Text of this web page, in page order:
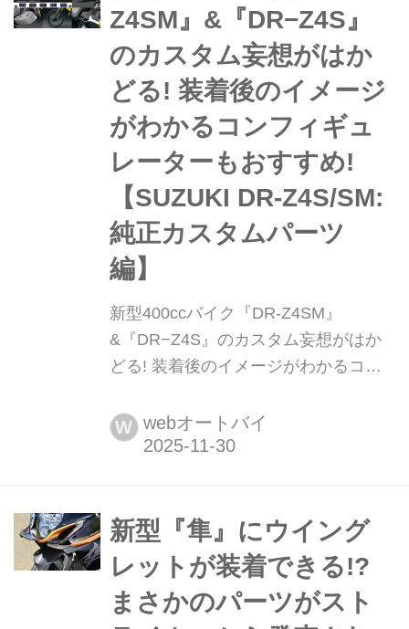
Z4SM』&『DR−Z4S』
のカスタム妄想がはか
どる! 装着後のイメージ
がわかるコンフィギュ
レーターもおすすめ!
【SUZUKI DR-Z4S/SM:
純正カスタムパーツ
編】
新型400ccバイク『DR-Z4SM』
&『DR−Z4S』のカスタム妄想がはか
どる! 装着後のイメージがわかるコン
【SUZUKI DR-Z4S/SM:純正カスタム
パーツ編】 10月7日に発売されて話題
ーツが多数登場!どれを取り付けるかは
アナタ次第です!
W webオートバイ
新型『隼』にウイング
レットが装着できる!?
まさかのパーツがスト